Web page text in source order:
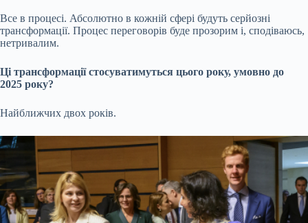
Все в процесі. Абсолютно в кожній сфері будуть серйозні
трансформації. Процес переговорів буде прозорим і, сподіваюсь,
нетривалим.
Ці трансформації стосуватимуться цього року, умовно до
2025 року?
Найближчих двох років.